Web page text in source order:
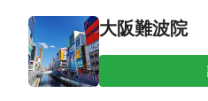
大阪難波院